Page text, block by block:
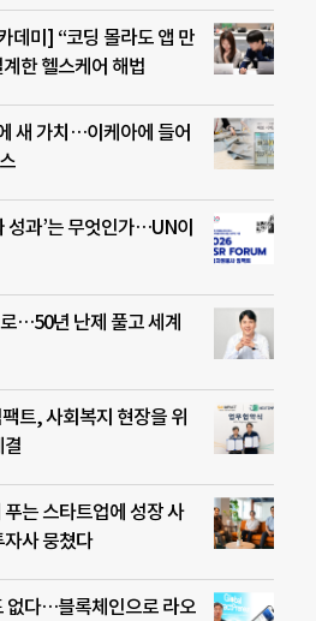
데미] “코딩 몰라도 앱 만
한 헬스케어 해법
새 가치…이케아에 들어
성과’는 무엇인가…UN이
…50년 난제 풀고 세계
트, 사회복지 현장을 위
결
는 스타트업에 성장 사
사 뭉쳤다
없다…블록체인으로 라오